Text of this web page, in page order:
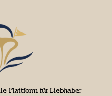
Plattform für Liebhaber